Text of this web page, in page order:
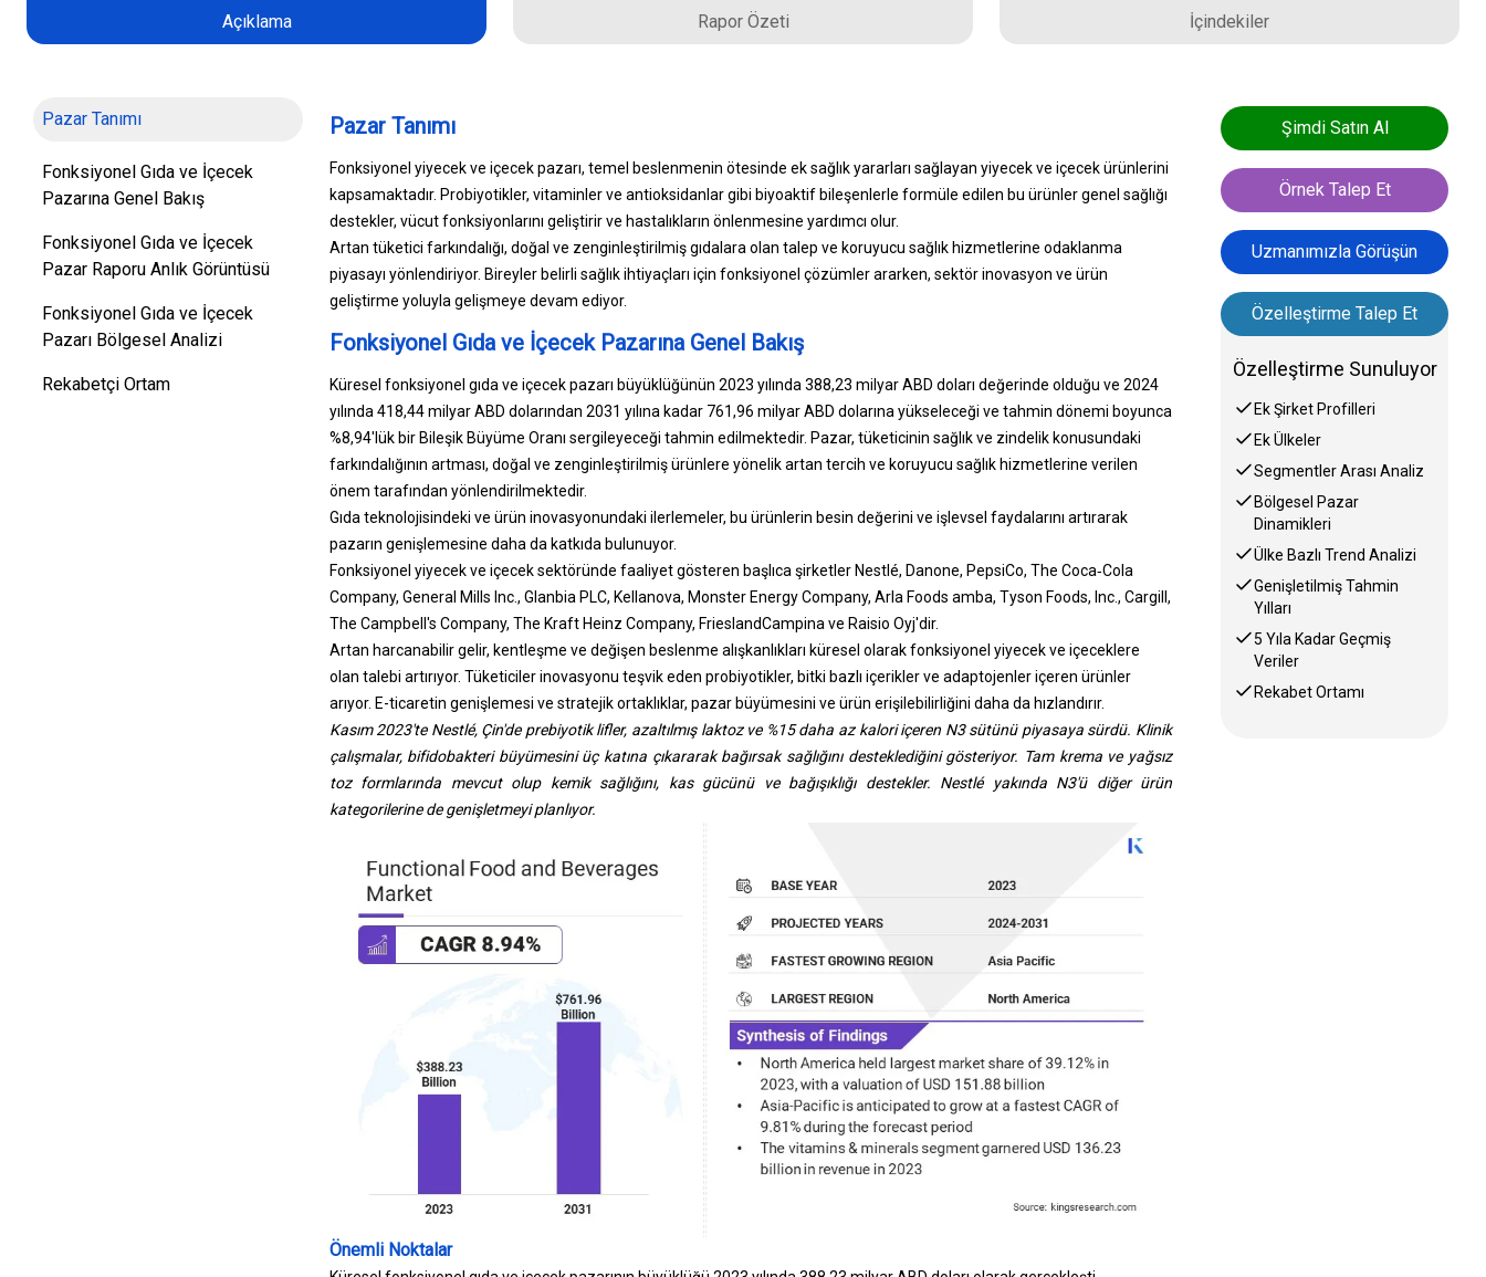
Açıklama Rapor Özeti İçindekiler
Pazar Tanımı
Fonksiyonel Gıda ve İçecek
Pazarına Genel Bakış
Fonksiyonel Gıda ve İçecek
Pazar Raporu Anlık Görüntüsü
Fonksiyonel Gıda ve İçecek
Pazarı Bölgesel Analizi
Rekabetçi Ortam
Pazar Tanımı
Fonksiyonel yiyecek ve içecek pazarı, temel beslenmenin ötesinde ek sağlık yararları sağlayan yiyecek ve içecek ürünlerini
kapsamaktadır. Probiyotikler, vitaminler ve antioksidanlar gibi biyoaktif bileşenlerle formüle edilen bu ürünler genel sağlığı
destekler, vücut fonksiyonlarını geliştirir ve hastalıkların önlenmesine yardımcı olur.
Artan tüketici farkındalığı, doğal ve zenginleştirilmiş gıdalara olan talep ve koruyucu sağlık hizmetlerine odaklanma
piyasayı yönlendiriyor. Bireyler belirli sağlık ihtiyaçları için fonksiyonel çözümler ararken, sektör inovasyon ve ürün
geliştirme yoluyla gelişmeye devam ediyor.
Fonksiyonel Gıda ve İçecek Pazarına Genel Bakış
Küresel fonksiyonel gıda ve içecek pazarı büyüklüğünün 2023 yılında 388,23 milyar ABD doları değerinde olduğu ve 2024
yılında 418,44 milyar ABD dolarından 2031 yılına kadar 761,96 milyar ABD dolarına yükseleceği ve tahmin dönemi boyunca
%8,94'lük bir Bileşik Büyüme Oranı sergileyeceği tahmin edilmektedir. Pazar, tüketicinin sağlık ve zindelik konusundaki
farkındalığının artması, doğal ve zenginleştirilmiş ürünlere yönelik artan tercih ve koruyucu sağlık hizmetlerine verilen
önem tarafından yönlendirilmektedir.
Gıda teknolojisindeki ve ürün inovasyonundaki ilerlemeler, bu ürünlerin besin değerini ve işlevsel faydalarını artırarak
pazarın genişlemesine daha da katkıda bulunuyor.
Fonksiyonel yiyecek ve içecek sektöründe faaliyet gösteren başlıca şirketler Nestlé, Danone, PepsiCo, The Coca‑Cola
Company, General Mills Inc., Glanbia PLC, Kellanova, Monster Energy Company, Arla Foods amba, Tyson Foods, Inc., Cargill,
The Campbell's Company, The Kraft Heinz Company, FrieslandCampina ve Raisio Oyj'dir.
Artan harcanabilir gelir, kentleşme ve değişen beslenme alışkanlıkları küresel olarak fonksiyonel yiyecek ve içeceklere
olan talebi artırıyor. Tüketiciler inovasyonu teşvik eden probiyotikler, bitki bazlı içerikler ve adaptojenler içeren ürünler
arıyor. E-ticaretin genişlemesi ve stratejik ortaklıklar, pazar büyümesini ve ürün erişilebilirliğini daha da hızlandırır.
Kasım 2023'te Nestlé, Çin'de prebiyotik lifler, azaltılmış laktoz ve %15 daha az kalori içeren N3 sütünü piyasaya sürdü. Klinik
çalışmalar, bifidobakteri büyümesini üç katına çıkararak bağırsak sağlığını desteklediğini gösteriyor. Tam krema ve yağsız
toz formlarında mevcut olup kemik sağlığını, kas gücünü ve bağışıklığı destekler. Nestlé yakında N3'ü diğer ürün
kategorilerine de genişletmeyi planlıyor.
Önemli Noktalar
Şimdi Satın Al
Örnek Talep Et
Uzmanımızla Görüşün
Özelleştirme Talep Et
Özelleştirme Sunuluyor
Ek Şirket Profilleri
Ek Ülkeler
Segmentler Arası Analiz
Bölgesel Pazar
Dinamikleri
Ülke Bazlı Trend Analizi
Genişletilmiş Tahmin
Yılları
5 Yıla Kadar Geçmiş
Veriler
Rekabet Ortamı